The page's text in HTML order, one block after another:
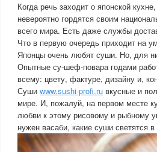
Когда речь заходит о японской
невероятно гордятся своим
всего мира. Есть даже службы
Что в первую очередь приходит на
Японцы очень любят суши. Но, для
Опытные су-шеф-повара годами
всему: цвету, фактуре, дизайну и,
Суши www.sushi-profi.ru вкусные и
мире. И, пожалуй, на первом месте
любви к этому рисовому и рыбному
нужен васаби, какие суши светятся